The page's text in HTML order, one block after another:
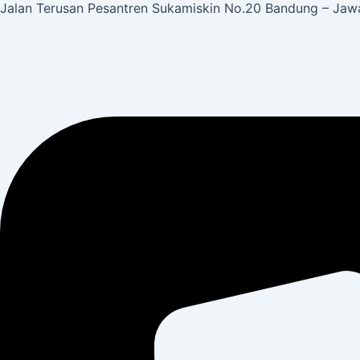
Jalan Terusan Pesantren Sukamiskin No.20 Bandung –